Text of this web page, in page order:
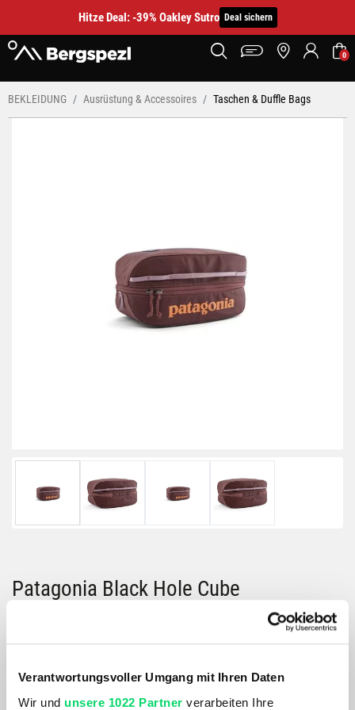
Verantwortungsvoller Umgang mit Ihren Daten
Wir und unsere 1022 Partner verarbeiten Ihre
Hitze Deal: -39% Oakley Sutro Deal sichern
0
BEKLEIDUNG Ausrüstung & Accessoires Taschen & Duffle Bags
Patagonia Black Hole Cube
6 LITER
Farbe: